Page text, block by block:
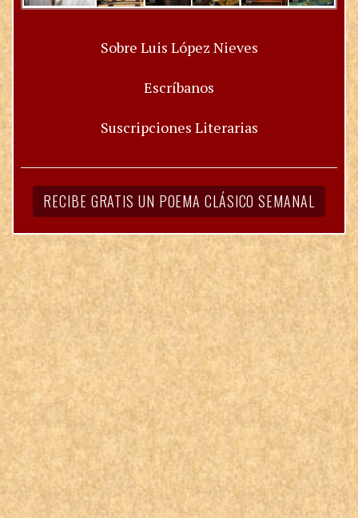
Sobre Luis López Nieves
Escríbanos
Suscripciones Literarias
RECIBE GRATIS UN POEMA CLÁSICO SEMANAL